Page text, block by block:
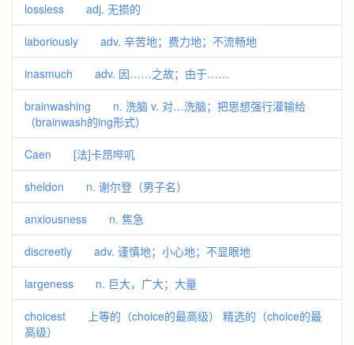
lossless adj. 无损的
laboriously adv. 辛苦地；费力地；不流畅地
inasmuch adv. 因……之故；由于……
brainwashing n. 洗脑 v. 对…洗脑；把思想强行灌输给
（brainwash的ing形式）
Caen [法]卡昂哔叽
sheldon n. 谢尔登（男子名）
anxiousness n. 焦急
discreetly adv. 谨慎地；小心地；不显眼地
largeness n. 巨大，广大；大量
choicest 上等的（choice的最高级） 精选的（choice的最
高级）